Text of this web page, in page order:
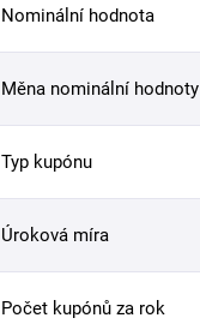
Nominální hodnota
Měna nominální hodnoty
Typ kupónu
Úroková míra
Počet kupónů za rok